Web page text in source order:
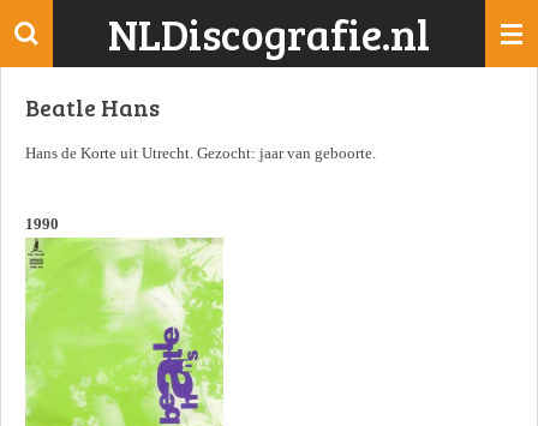
Ga
de
NLDiscografie.nl
Beatle Hans
Hans de Korte uit Utrecht. Gezocht: jaar van geboorte.
1990